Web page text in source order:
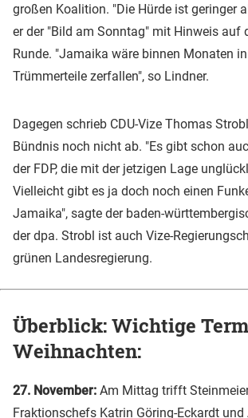
großen Koalition. "Die Hürde ist geringer
er der "Bild am Sonntag" mit Hinweis auf
Runde. "Jamaika wäre binnen Monaten
Trümmerteile zerfallen", so Lindner.
Dagegen schrieb CDU-Vize Thomas
Bündnis noch nicht ab. "Es gibt schon
der FDP, die mit der jetzigen Lage
Vielleicht gibt es ja doch noch einen
Jamaika", sagte der baden-
der dpa. Strobl ist auch Vize-
grünen Landesregierung.
Überblick: Wichtige
Weihnachten:
27. November: Am Mittag trifft
Fraktionschefs Katrin Göring-Eckardt und